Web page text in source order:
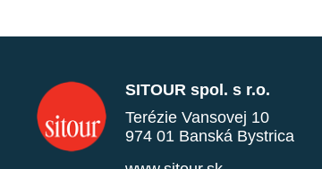
SITOUR spol. s r.o.
Terézie Vansovej 10
974 01 Banská Bystrica